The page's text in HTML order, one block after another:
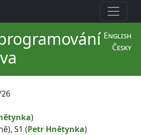
English
Česky
)
S1 (Petr Hnětynka)